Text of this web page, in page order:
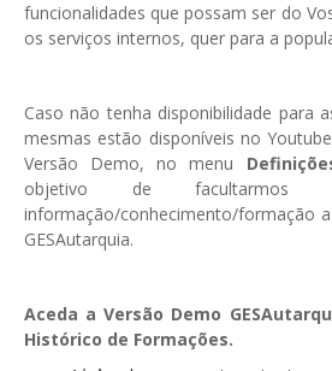
GESVencimento
Portal da Freguesia
funcionalidades que possam ser do
os serviços internos, quer para a
Caso não tenha disponibilidade para
mesmas estão disponíveis no
Versão Demo, no menu
objetivo de
informação/conhecimento/formação
GESAutarquia.
Aceda a Versão Demo
Histórico de Formações.